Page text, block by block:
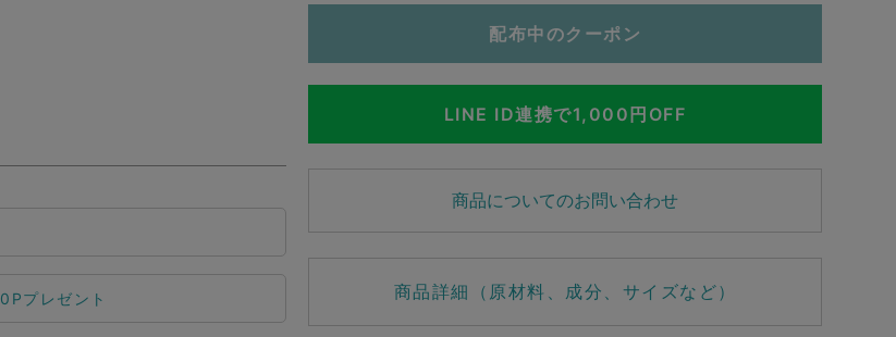
配布中のクーポン
LINE ID連携で1,000円OFF
商品についてのお問い合わせ
商品詳細（原材料、成分、サイズなど）